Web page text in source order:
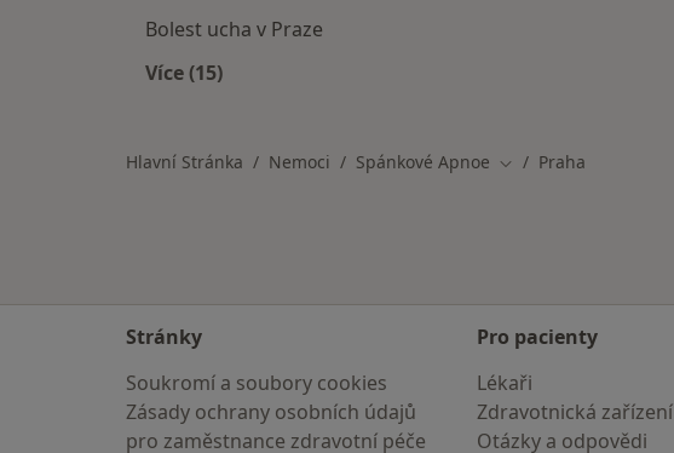
Bolest ucha v Praze
Více (15)
Hlavní Stránka Nemoci Spánkové Apnoe Změna města
Praha
Stránky
Soukromí a soubory cookies
Zásady ochrany osobních údajů
pro zaměstnance zdravotní péče
Pro pacienty
Lékaři
Zdravotnická zařízení
Otázky a odpovědi